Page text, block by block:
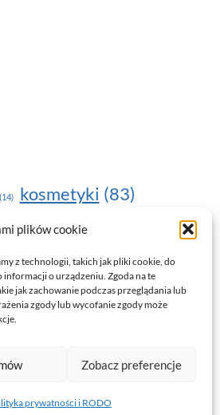
plików cookie
z technologii, takich jak pliki cookie, do
o urządzeniu. Zgoda na te
jak zachowanie podczas przeglądania lub
zgody lub wycofanie zgody może
Zobacz preferencje
prywatności i RODO
(14) kosmetyki (83)
skóry (22)
pielęgnacja dłoni (14)
C (24)
prywatności i RODO
plików cookies (EU)